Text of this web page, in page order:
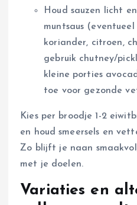
Houd sauzen licht
muntsaus
koriander, citroen,
gebruik chutney/
kleine porties
toe voor gezonde
Kies per broodje 1-2
en houd smeersels en
Zo blijft je naan
met je doelen.
Variaties en